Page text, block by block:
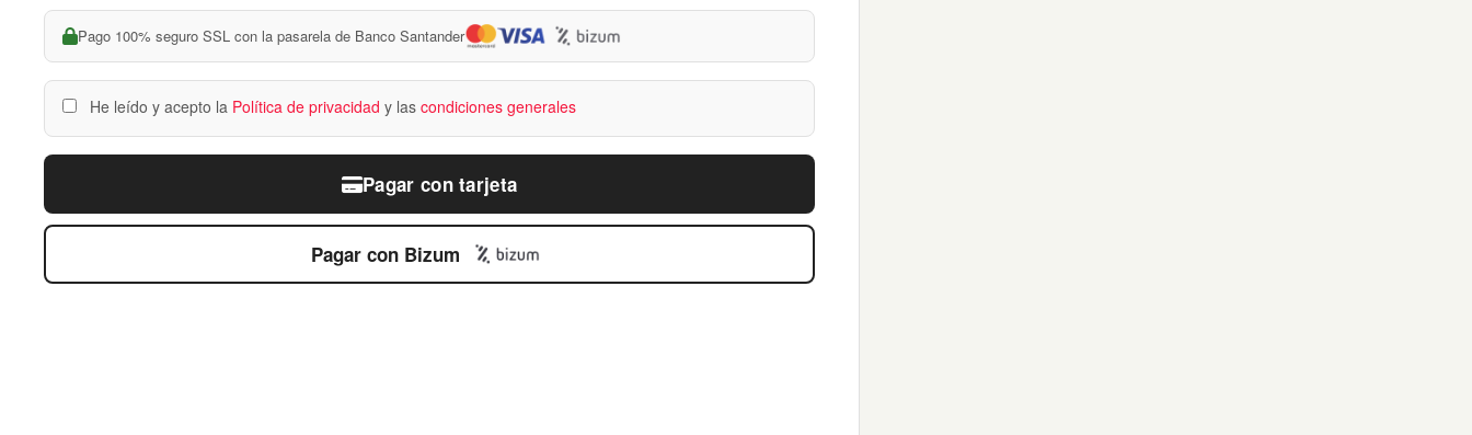
Pago 100% seguro SSL con la pasarela de Banco Santander
He leído y acepto la Política de privacidad y las condiciones generales
Pagar con tarjeta
Pagar con Bizum